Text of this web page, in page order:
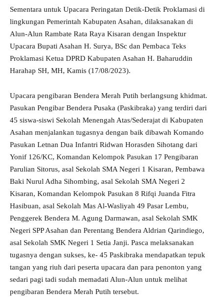
Sementara untuk Upacara Peringatan Detik-Detik Proklamasi di
lingkungan Pemerintah Kabupaten Asahan, dilaksanakan di
Alun-Alun Rambate Rata Raya Kisaran dengan Inspektur
Upacara Bupati Asahan H. Surya, BSc dan Pembaca Teks
Proklamasi Ketua DPRD Kabupaten Asahan H. Baharuddin
Harahap SH, MH, Kamis (17/08/2023).
Upacara pengibaran Bendera Merah Putih berlangsung khidmat.
Pasukan Pengibar Bendera Pusaka (Paskibraka) yang terdiri dari
45 siswa-siswi Sekolah Menengah Atas/Sederajat di Kabupaten
Asahan menjalankan tugasnya dengan baik dibawah Komando
Pasukan Letnan Dua Infantri Ridwan Horasden Sihotang dari
Yonif 126/KC, Komandan Kelompok Pasukan 17 Pengibaran
Parulian Sitorus, asal Sekolah SMA Negeri 1 Kisaran, Pembawa
Baki Nurul Adha Sihombing, asal Sekolah SMA Negeri 2
Kisaran, Komandan Kelompok Pasukan 8 Rifqi Juanda Fitra
Hasibuan, asal Sekolah Mas Al-Wasliyah 49 Pasar Lembu,
Penggerek Bendera M. Agung Darmawan, asal Sekolah SMK
Negeri SPP Asahan dan Perentang Bendera Aldrian Qarindiego,
asal Sekolah SMK Negeri 1 Setia Janji. Pasca melaksanakan
tugasnya dengan sukses, ke- 45 Paskibraka mendapatkan tepuk
tangan yang riuh dari peserta upacara dan para penonton yang
sedari pagi tadi sudah memadati Alun-Alun untuk melihat
pengibaran Bendera Merah Putih tersebut.